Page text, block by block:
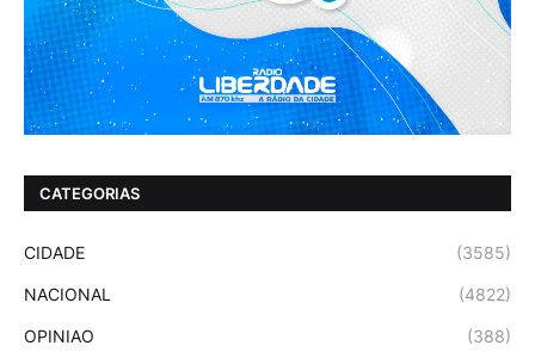
CATEGORIAS
CIDADE (3585)
NACIONAL (4822)
OPINIAO (388)